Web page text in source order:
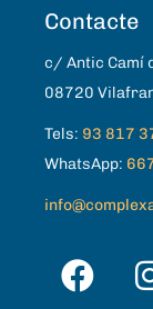
Contacte
c/ Antic Camí
08720
Tels: 93 817
WhatsApp: